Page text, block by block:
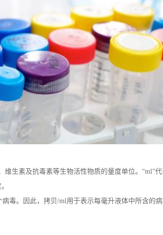
生素及抗毒素等生物活性物质的量度单位。“ml”代
毒。因此，拷贝/ml用于表示每毫升液体中所含的